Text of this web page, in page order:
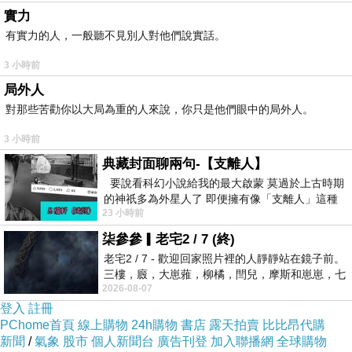
秘魯國寶-蠻哥力源錠90粒+頂天10包
內容：蠻哥力源錠90粒+頂天MACA 105包
實力
有實力的人，一般聽不見別人對他們說實話。
3 小時前
局外人
對那些苦勸你以大局為重的人來說，你只是他們眼中的局外人。
3 小時前
典藏封面聊兩句-【支離人】
要說看科幻小說給我的最大啟蒙 莫過於上古時期
的神祇多為外星人了 即便擁有像「支離人」這種
驚世駭俗的神通法門 也未必讀
23 小時前
柒參參▎老宅2 / 7 (終)
老宅2 / 7 - 歡迎回家照片裡的人靜靜站在鏡子前。
三樓，廄，大崽蕥，柳橘，閆兒，摩斯和崽崽，七
個人整整齊齊地站在鏡框之外，如同
2026-08-07
登入 註冊
PChome首頁 線上購物 24h購物 書店 露天拍賣 比比昂代購
新聞 /氣象 股市 個人新聞台 廣告刊登 加入聯播網 全球購物